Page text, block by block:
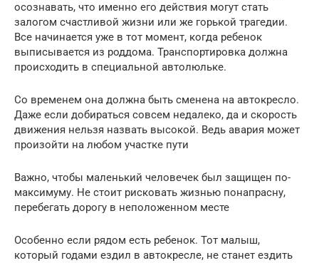
осознавать, что именно его действия могут стать
залогом счастливой жизни или же горькой трагедии.
Все начинается уже в тот момент, когда ребенок
выписывается из роддома. Транспортировка должна
происходить в специальной автолюльке.
Со временем она должна быть сменена на автокресло.
Даже если добираться совсем недалеко, да и скорость
движения нельзя назвать высокой. Ведь авария может
произойти на любом участке пути
Важно, чтобы маленький человечек был защищен по-
максимуму. Не стоит рисковать жизнью понапрасну,
перебегать дорогу в неположенном месте
Особенно если рядом есть ребенок. Тот малыш,
который годами ездил в автокресле, не станет ездить